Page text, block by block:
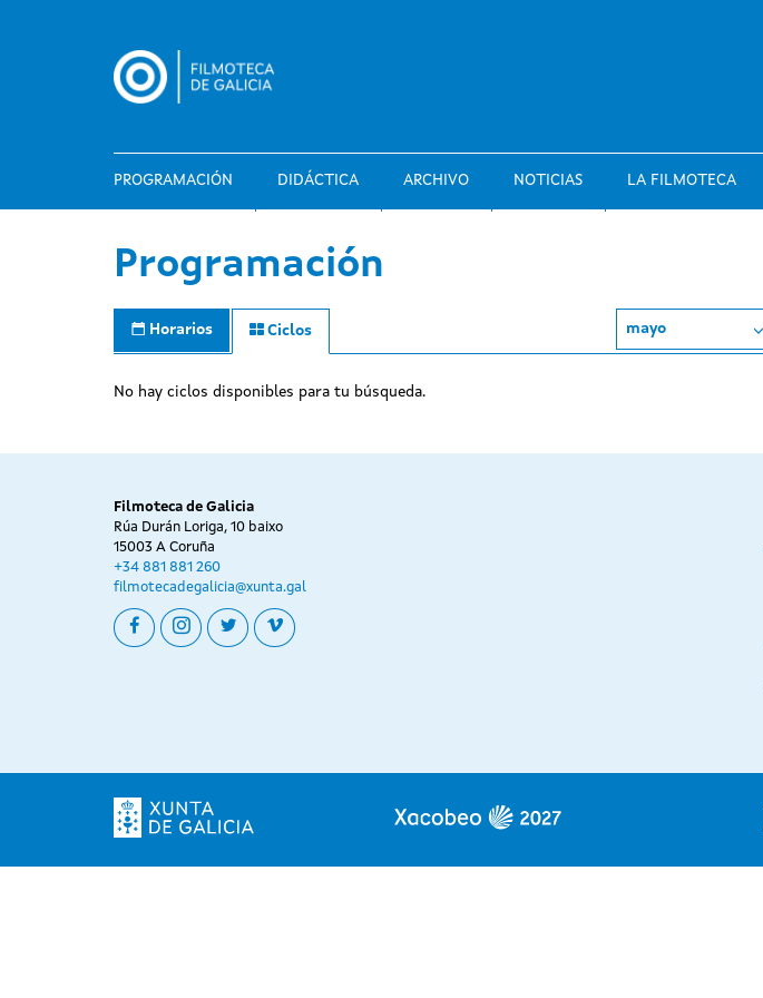
PROGRAMACIÓN DIDÁCTICA ARCHIVO NOTICIAS LA FILMOTECA
Programación
Horarios Ciclos mayo
No hay ciclos disponibles para tu búsqueda.
Filmoteca de Galicia
Rúa Durán Loriga, 10 baixo
15003 A Coruña
+34 881 881 260
filmotecadegalicia@xunta.gal
facebookinstagram
twittervimeo